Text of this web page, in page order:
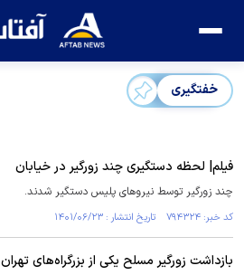
خفتگیری
فیلم| لحظه دستگیری چند زورگیر در خیابان
چند زورگیر توسط نیرو‌های پلیس دستگیر شدند.
کد خبر: ۷۹۴۳۲۴ تاریخ انتشار : ۱۴۰۱/۰۶/۲۳
بازداشت زورگیر مسلح یکی از بزرگراه‌های تهران